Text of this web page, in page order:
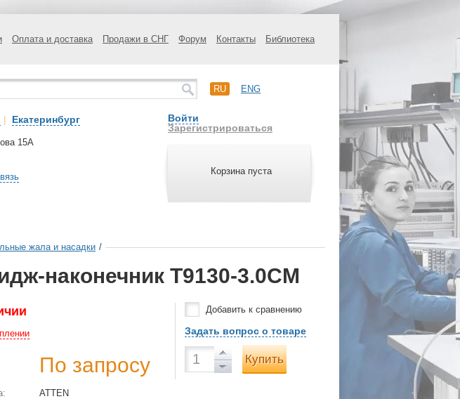
Оплата и доставка Продажи в СНГ Форум Контакты Библиотека
RU ENG
| Екатеринбург
15А
Войти
Зарегистрироваться
Корзина пуста
жала и насадки /
наконечник T9130-3.0CM
По запросу
ATTEN
Добавить к сравнению
Задать вопрос о товаре
Купить